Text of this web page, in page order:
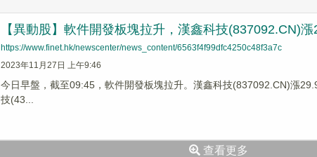
【異動股】軟件開發板塊拉升，漢鑫科技(837092.CN)
https://www.finet.hk/newscenter/news_content/6563f4f99dfc4250c48f3a7c
2023年11月27日 上午9:46
今日早盤，截至09:45，軟件開發板塊拉升。漢鑫科技(837092.CN)漲
技(43...
查看更多